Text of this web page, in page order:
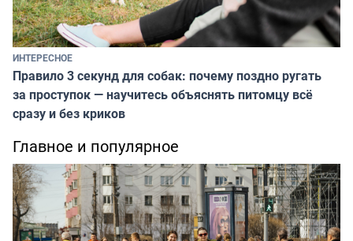
ИНТЕРЕСНОЕ
Правило 3 секунд для собак: почему поздно ругать
за проступок — научитесь объяснять питомцу всё
сразу и без криков
Главное и популярное